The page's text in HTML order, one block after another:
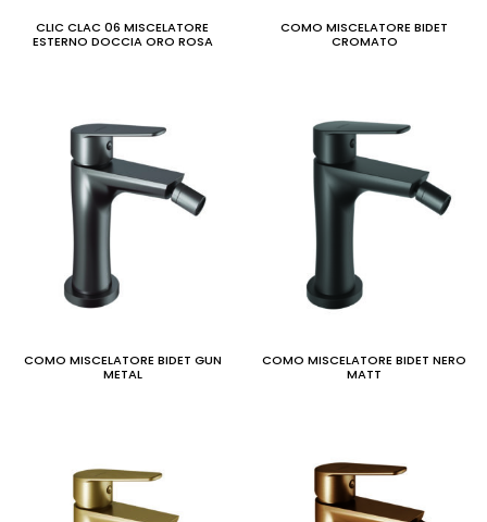
CLIC CLAC 06 MISCELATORE
ESTERNO DOCCIA ORO ROSA
COMO MISCELATORE BIDET
CROMATO
COMO MISCELATORE BIDET GUN
METAL
COMO MISCELATORE BIDET NERO
MATT